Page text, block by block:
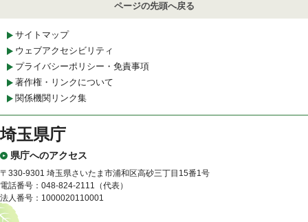
ページの先頭へ戻る
サイトマップ
ウェブアクセシビリティ
プライバシーポリシー・免責事項
著作権・リンクについて
関係機関リンク集
埼玉県庁
県庁へのアクセス
〒330-9301 埼玉県さいたま市浦和区高砂三丁目15番1号
電話番号：048-824-2111（代表）
法人番号：1000020110001